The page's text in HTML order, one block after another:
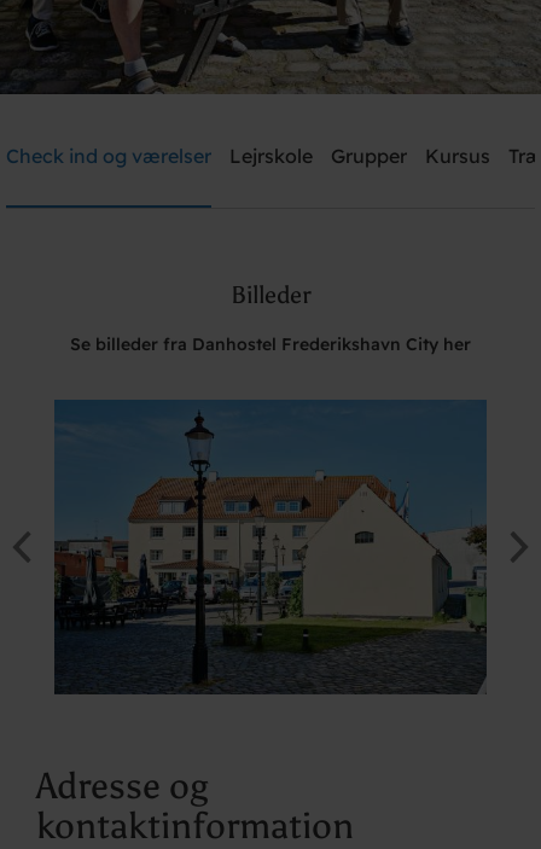
Brug for hjælp? Ring+45 9842 1475
Check ind og værelser Lejrskole Grupper Kursus
Billeder
Se billeder fra Danhostel Frederikshavn City her
Adresse og
kontaktinformation